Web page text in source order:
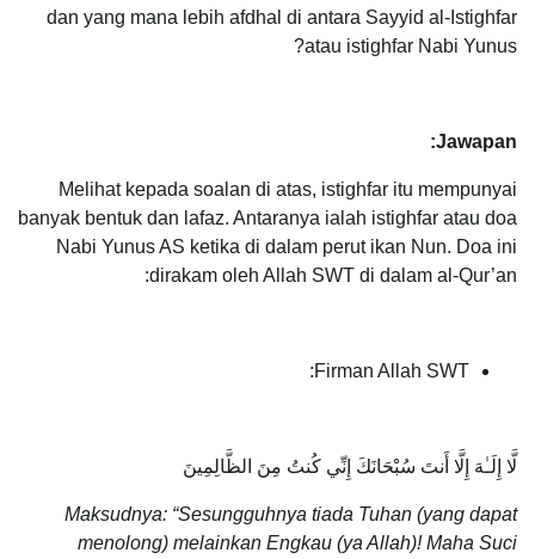
dan yang mana lebih afdhal di antara Sayyid al-Istighfar
atau istighfar Nabi Yunus?
Jawapan:
Melihat kepada soalan di atas, istighfar itu mempunyai
banyak bentuk dan lafaz. Antaranya ialah istighfar atau doa
Nabi Yunus AS ketika di dalam perut ikan Nun. Doa ini
dirakam oleh Allah SWT di dalam al-Qur’an:
Firman Allah SWT:
لَّا إِلَـٰهَ إِلَّا أَنتَ سُبْحَانَكَ إِنِّي كُنتُ مِنَ الظَّالِمِينَ
Maksudnya: “Sesungguhnya tiada Tuhan (yang dapat
menolong) melainkan Engkau (ya Allah)! Maha Suci